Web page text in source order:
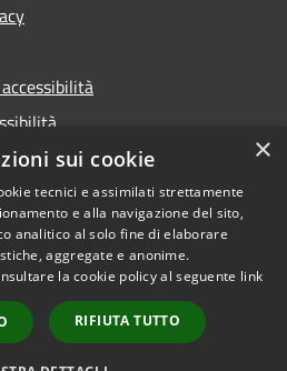
Copyright © 2026 • Comune di
Torremaggiore • Powered by
Municipium•
Accesso
redazione
×
sui cookie
tecnici e assimilati strettamente
e alla navigazione del sito,
analitico al solo fine di elaborare
aggregate e anonime.
la cookie policy al seguente link
RIFIUTA TUTTO
Premi Escape per chiudere